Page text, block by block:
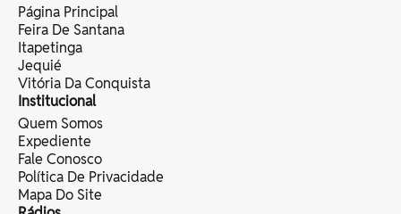
Página Principal
Feira De Santana
Itapetinga
Jequié
Vitória Da Conquista
Institucional
Quem Somos
Expediente
Fale Conosco
Política De Privacidade
Mapa Do Site